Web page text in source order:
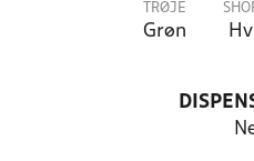
TRØJE
Grøn